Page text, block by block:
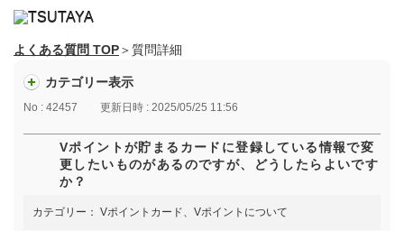
よくある質問 TOP＞質問詳細
カテゴリー表示
No : 42457 更新日時 : 2025/05/25 11:56
Vポイントが貯まるカードに登録している情報で変
更したいものがあるのですが、どうしたらよいです
か？
カテゴリー： Vポイントカード、Vポイントについて